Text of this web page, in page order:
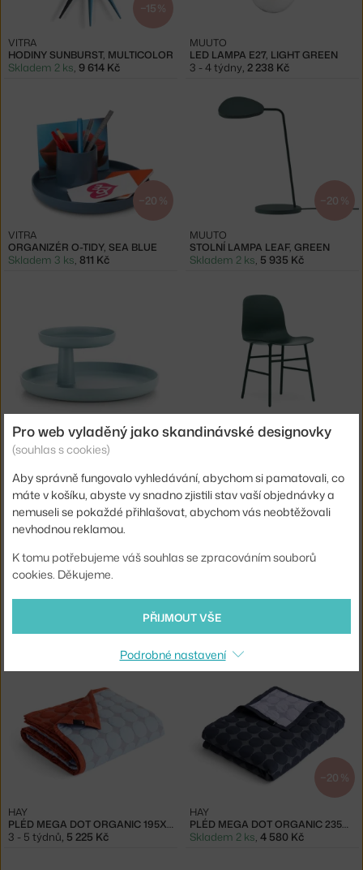
−15 %
HODINY SUNBURST, MULTICOLOR
VITRA
Skladem 2 ks, 9 614 Kč
LED LAMPA E27, LIGHT GREEN
MUUTO
3 - 4 týdny, 2 238 Kč
−20 %
ORGANIZÉR O-TIDY, SEA BLUE
VITRA
Skladem 3 ks, 811 Kč
−20 %
STOLNÍ LAMPA LEAF, GREEN
MUUTO
Skladem 2 ks, 5 935 Kč
PODNOS ROTARY TRAY, ICE GREY
VITRA
Skladem 1 ks,1 534 Kč
ŽIDLE FORM STEEL, GREEN
NORMANN COPENHAGEN
FIVE POUF, LIGHT BLUE PLÉD MEGA DOT ORGANIC 195X245, SEA GREEN
HAY
PLÉD MEGA DOT ORGANIC 195X245, LIGHT BLUE
HAY
3 - 5 týdnů, 5 225 Kč
−20 %
PLÉD MEGA DOT ORGANIC 235X245, MIDNIGHT BLUE
HAY
Skladem 2 ks, 4 580 Kč
Pro web vyladěný jako skandinávské designovky
(souhlas s cookies)
Aby správně fungovalo vyhledávání, abychom si pamatovali, co
máte v košíku, abyste vy snadno zjistili stav vaší objednávky a
nemuseli se pokaždé přihlašovat, abychom vás neobtěžovali
nevhodnou reklamou.
K tomu potřebujeme váš souhlas se zpracováním souborů
cookies. Děkujeme.
PŘIJMOUT VŠE
Podrobné nastavení